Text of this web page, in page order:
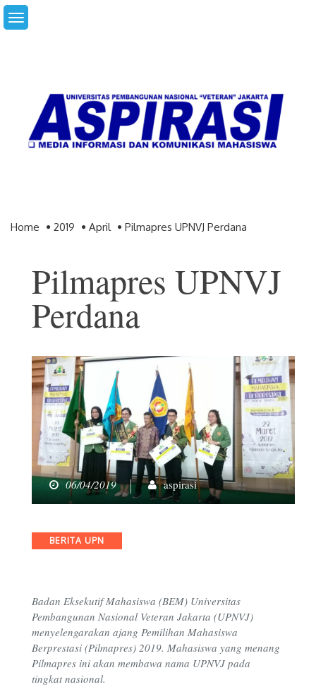
Skip
to
Home 2019 April Pilmapres UPNVJ Perdana
Pilmapres UPNVJ
Perdana
06/04/2019 aspirasi
Categories
BERITA UPN
Badan Eksekutif Mahasiswa (BEM) Universitas
Pembangunan Nasional Veteran Jakarta (UPNVJ)
menyelengarakan ajang Pemilihan Mahasiswa
Berprestasi (Pilmapres) 2019. Mahasiswa yang menang
Pilmapres ini akan membawa nama UPNVJ pada
tingkat nasional.